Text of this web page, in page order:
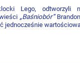
Lego, odtworzyli
„Baśniobór”
jednocześnie